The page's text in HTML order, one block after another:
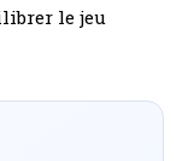
le jeu